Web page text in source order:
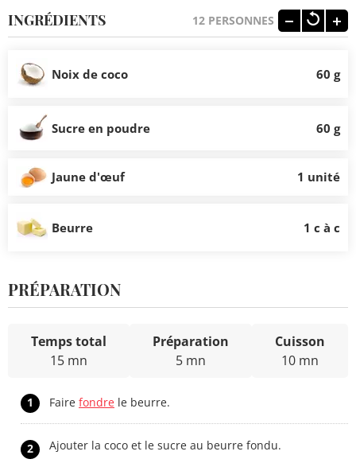
INGRÉDIENTS 12 PERSONNES
Noix de coco 60 g
Sucre en poudre 60 g
Jaune d'œuf 1 unité
Beurre 1 c à c
PRÉPARATION
Temps total
15 mn
Préparation
5 mn
Cuisson
10 mn
1 Faire fondre le beurre.
2 Ajouter la coco et le sucre au beurre fondu.